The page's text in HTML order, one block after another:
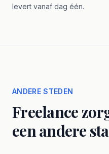
levert vanaf dag één.
ANDERE STEDEN
Freelance
een andere